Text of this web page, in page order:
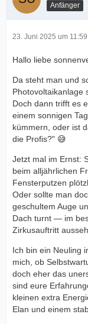
Anfänger
23. Juni 2025 um 11:59
Hallo liebe
Da steht man und
Photovoltaikanlage
Doch dann trifft es
einem sonnigen
kümmern, oder ist
die Profis?" 😅
Jetzt mal im Ernst:
beim alljährlichen
Fensterputzen
Oder sollte man
geschultem Auge
Dach turnt — im
Zirkusauftritt
Ich bin ein Neuling
mich, ob
doch eher das
sind eure
kleinen extra
Elan und einem